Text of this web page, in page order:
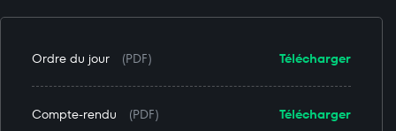
Télécharger
Ordre du jour (PDF)
Télécharger
Compte-rendu (PDF)